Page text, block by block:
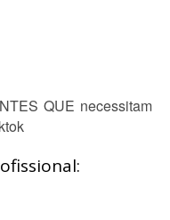
QUE necessitam